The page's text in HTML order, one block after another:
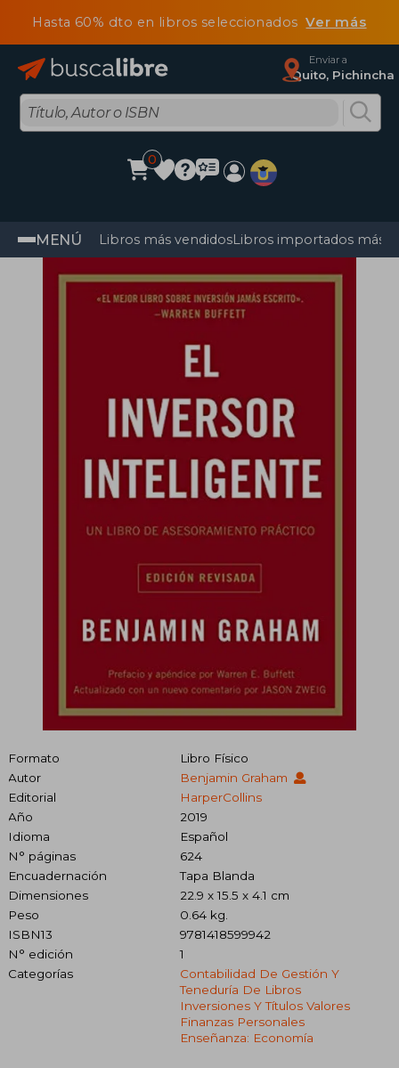
Hasta 60% dto en libros seleccionadosVer más
Enviar a
Quito, Pichincha
0
MENÚ Libros más vendidosLibros importados más
Formato
Libro Físico
Autor
Benjamin Graham
Editorial
HarperCollins
Año
2019
Idioma
Español
N° páginas
624
Encuadernación
Tapa Blanda
Dimensiones
22.9 x 15.5 x 4.1 cm
Peso
0.64 kg.
ISBN13
9781418599942
N° edición
1
Categorías
Contabilidad De Gestión Y
Teneduría De Libros
Inversiones Y Títulos Valores
Finanzas Personales
Enseñanza: Economía